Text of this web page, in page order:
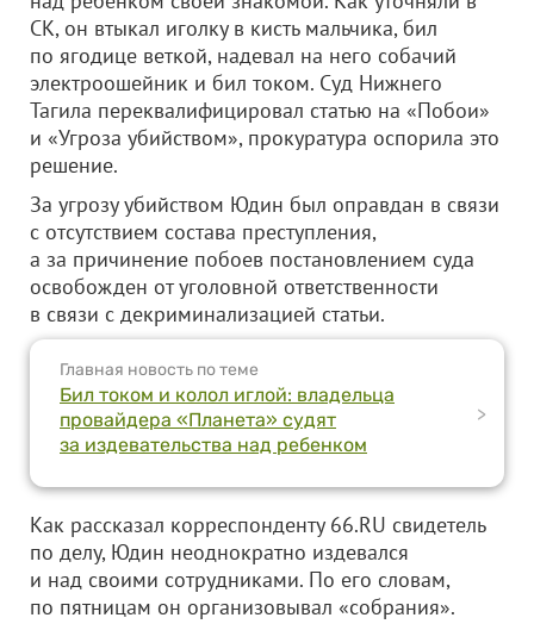
СК, он втыкал иголку в кисть мальчика, бил
по ягодице веткой, надевал на него собачий
электроошейник и бил током. Суд Нижнего
Тагила переквалифицировал статью на «Побои»
и «Угроза убийством», прокуратура оспорила это
решение.
За угрозу убийством Юдин был оправдан в связи
с отсутствием состава преступления,
а за причинение побоев постановлением суда
освобожден от уголовной ответственности
в связи с декриминализацией статьи.
Главная новость по теме
Бил током и колол иглой: владельца
провайдера «Планета» судят
за издевательства над ребенком
>
Как рассказал корреспонденту 66.RU свидетель
по делу, Юдин неоднократно издевался
и над своими сотрудниками. По его словам,
по пятницам он организовывал «собрания».